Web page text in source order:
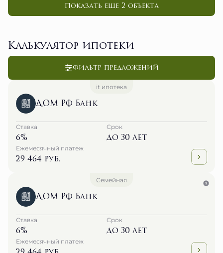
Фильтр предложений
it ипотека
ДОМ РФ Банк
Ставка
6% до 30 лет
Ежемесячный платеж
29 464 руб.
ДОМ РФ Банк
Ставка
6% до 30 лет
Ежемесячный платеж
29 464 руб.